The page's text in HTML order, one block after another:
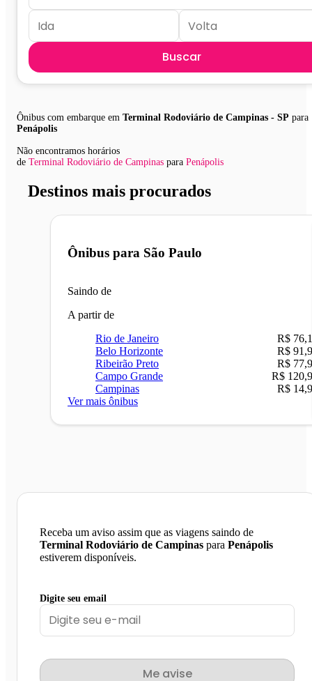
Buscar
Ônibus com embarque em Terminal Rodoviário de Campinas - SP para
Penápolis
Não encontramos horários
de Terminal Rodoviário de Campinas para Penápolis
Destinos mais procurados
Ônibus para São Paulo
Saindo de
A partir de
Rio de Janeiro
R$
Belo Horizonte
R$
Ribeirão Preto
R$
Campo Grande
R$
Campinas
R$
Ver mais ônibus
Receba um aviso assim que as viagens saindo de
Terminal Rodoviário de Campinas para Penápolis
estiverem disponíveis.
Digite seu email
Me avise